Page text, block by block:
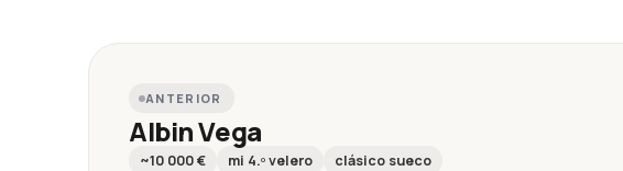
ANTERIOR
Albin Vega
~10 000 € mi 4.º velero clásico sueco